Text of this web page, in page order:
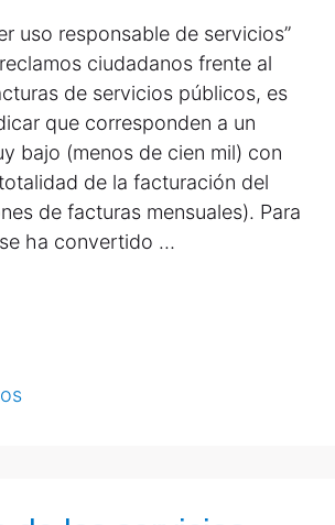
uso responsable de servicios”
ciudadanos frente al
de servicios públicos, es
que corresponden a un
bajo (menos de cien mil) con
de la facturación del
de facturas mensuales). Para
ha convertido …